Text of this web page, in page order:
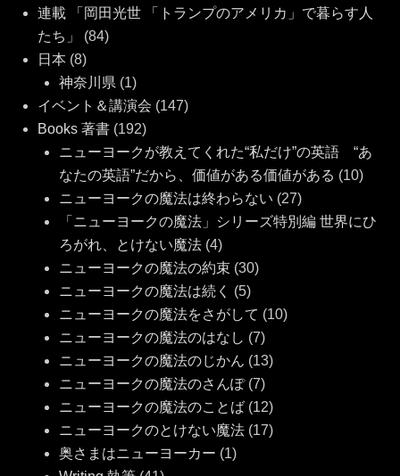
連載 「岡田光世 「トランプのアメリカ」で暮らす人
たち」
(84)
日本 (8)
神奈川県 (1)
イベント＆講演会 (147)
Books 著書(192)
ニューヨークが教えてくれた“私だけ”の英語 “あ
なたの英語”だから、価値がある価値がある (10)
ニューヨークの魔法は終わらない (27)
「ニューヨークの魔法」シリーズ特別編 世界にひ
ろがれ、とけない魔法(4)
ニューヨークの魔法の約束 (30)
ニューヨークの魔法は続く
(5)
ニューヨークの魔法をさがして (10)
ニューヨークの魔法のはなし (7)
ニューヨークの魔法のじかん (13)
ニューヨークの魔法のさんぽ(7)
ニューヨークの魔法のことば(12)
ニューヨークのとけない魔法(17)
奥さまはニューヨーカー (1)